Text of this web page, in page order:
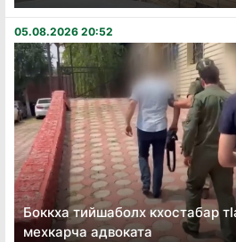
05.08.2026 20:52
Боккха тийшаболх кхостабар
мехкарча адвоката